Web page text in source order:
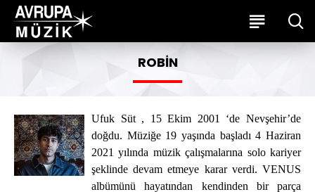
ROBIN
Ufuk Süt , 15 Ekim 2001 ‘de Nevşehir’de
doğdu. Müziğe 19 yaşında başladı 4 Haziran
2021 yılında müzik çalışmalarına solo kariyer
şeklinde devam etmeye karar verdi. VENUS
albümünü hayatından kendinden bir parça